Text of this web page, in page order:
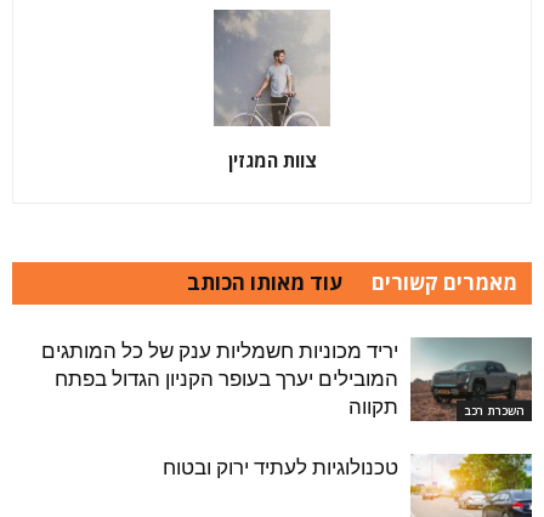
צוות המגזין
מאמרים קשורים עוד מאותו הכותב
השכרת רכב
יריד מכוניות חשמליות ענק של כל המותגים
המובילים יערך בעופר הקניון הגדול בפתח
תקווה
טכנולוגיות לעתיד ירוק ובטוח